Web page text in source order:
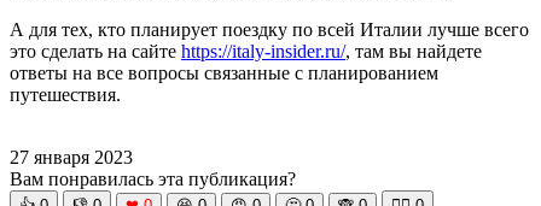
А для тех, кто планирует поездку по всей Италии лучше всего
это сделать на сайте https://italy-insider.ru/, там вы найдете
ответы на все вопросы связанные с планированием
путешествия.
27 января 2023
Вам понравилась эта публикация?